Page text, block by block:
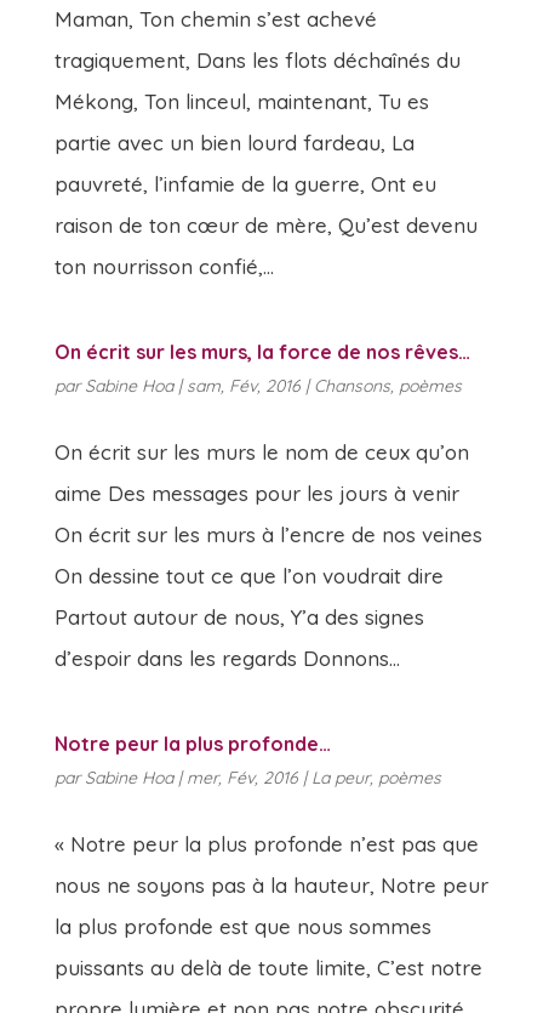
Maman, Ton chemin s’est achevé
tragiquement, Dans les flots déchaînés du
Mékong, Ton linceul, maintenant, Tu es
partie avec un bien lourd fardeau, La
pauvreté, l’infamie de la guerre, Ont eu
raison de ton cœur de mère, Qu’est devenu
ton nourrisson confié,...
On écrit sur les murs, la force de nos rêves…
parSabine Hoa|sam, Fév, 2016|Chansons, poèmes
On écrit sur les murs le nom de ceux qu’on
aime Des messages pour les jours à venir
On écrit sur les murs à l’encre de nos veines
On dessine tout ce que l’on voudrait dire
Partout autour de nous, Y’a des signes
d’espoir dans les regards Donnons...
Notre peur la plus profonde…
parSabine Hoa|mer, Fév, 2016|La peur, poèmes
« Notre peur la plus profonde n’est pas que
nous ne soyons pas à la hauteur, Notre peur
la plus profonde est que nous sommes
puissants au delà de toute limite, C’est notre